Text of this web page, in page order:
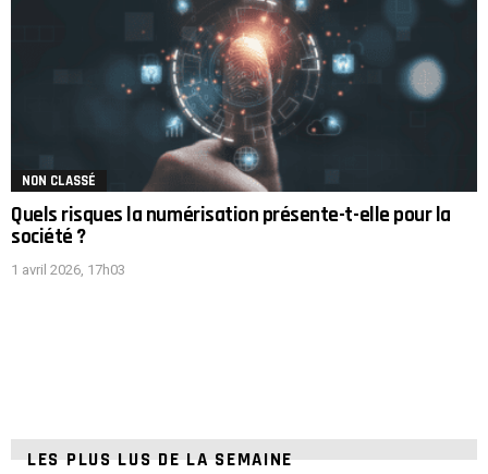
NON CLASSÉ
Quels risques la numérisation présente-t-elle pour la
société ?
1 avril 2026, 17h03
LES PLUS LUS DE LA SEMAINE